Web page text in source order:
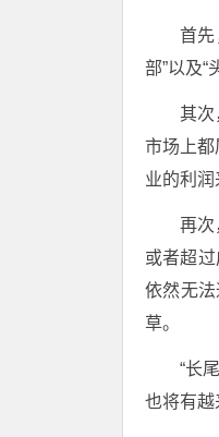
首先
部”以及“
其次
市场上都
业的利润
再次
或者超
依然无
草。
“长
也将有越